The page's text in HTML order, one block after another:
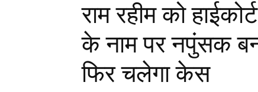
राम रहीम को
के नाम पर नपुंसक
फिर चलेगा केस